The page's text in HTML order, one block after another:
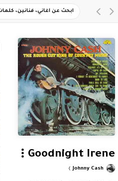
Goodnight Irene
Johnny Cash